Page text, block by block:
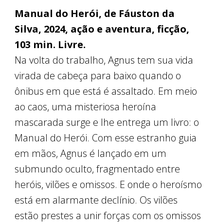
Manual do Herói, de Fáuston da
Silva, 2024, ação e aventura, ficção,
103 min. Livre.
Na volta do trabalho, Agnus tem sua vida
virada de cabeça para baixo quando o
ônibus em que está é assaltado. Em meio
ao caos, uma misteriosa heroína
mascarada surge e lhe entrega um livro: o
Manual do Herói. Com esse estranho guia
em mãos, Agnus é lançado em um
submundo oculto, fragmentado entre
heróis, vilões e omissos. E onde o heroísmo
está em alarmante declínio. Os vilões
estão prestes a unir forças com os omissos